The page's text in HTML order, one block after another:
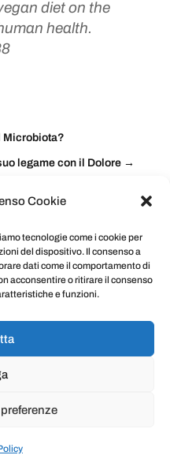
Cookie
tecnologie come i cookie per
del dispositivo. Il consenso a
dati come il comportamento di
acconsentire o ritirare il consenso
e funzioni.
diet on the
health.
Microbiota?
legame con il Dolore →